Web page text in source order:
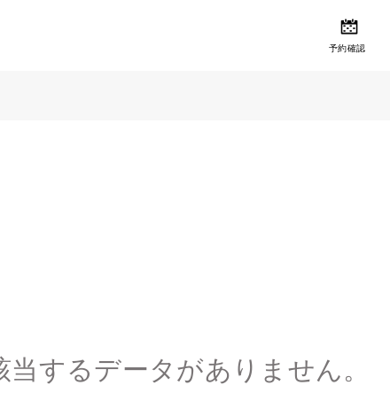
予約確認
するデータがありません。